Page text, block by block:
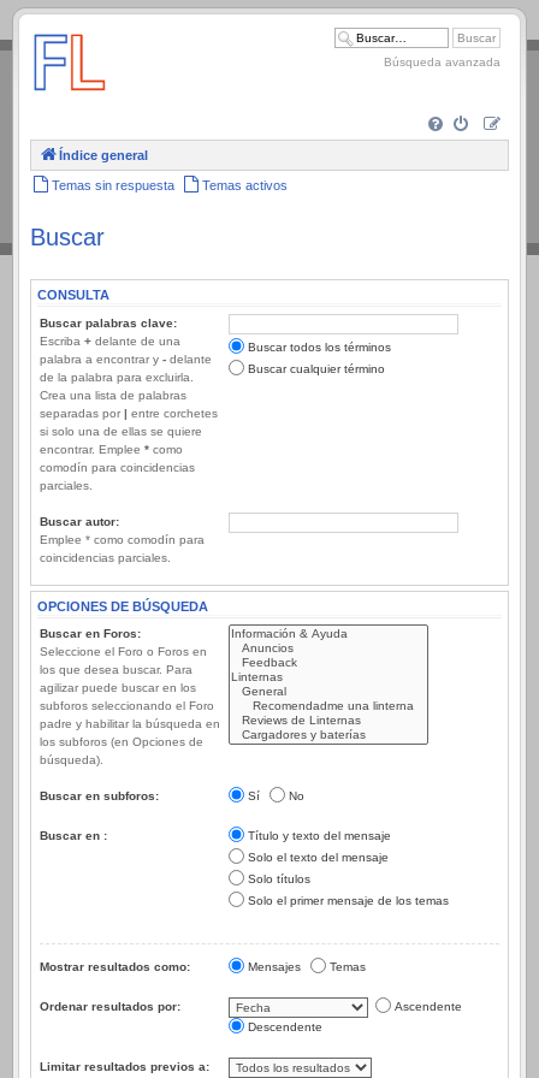
.
Búsqueda avanzada
Índice general
Temas sin respuesta Temas activos
Buscar
CONSULTA
Buscar palabras clave:
Escriba + delante de una
palabra a encontrar y - delante
de la palabra para excluirla.
Crea una lista de palabras
separadas por | entre corchetes
si solo una de ellas se quiere
encontrar. Emplee * como
comodín para coincidencias
parciales.
Buscar todos los términos
Buscar cualquier término
Buscar autor:
Emplee * como comodín para
coincidencias parciales.
OPCIONES DE BÚSQUEDA
Buscar en Foros:
Seleccione el Foro o Foros en
los que desea buscar. Para
agilizar puede buscar en los
subforos seleccionando el Foro
padre y habilitar la búsqueda en
los subforos (en Opciones de
búsqueda).
Buscar en subforos: Sí No
Buscar en :
Título y texto del mensaje
Solo el texto del mensaje
Solo títulos
Solo el primer mensaje de los temas
Mostrar resultados como: Mensajes Temas
Ordenar resultados por:
Ascendente
Descendente
Limitar resultados previos a: